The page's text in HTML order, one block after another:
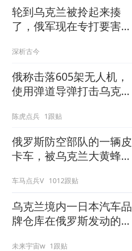
轮到乌克兰被拎起来揍
了，俄军现在专打要害，
深析古今
俄称击落605架无人机，
使用弹道导弹打击乌克兰
陈虎点兵 1跟贴
俄罗斯防空部队的一辆皮
卡车，被乌克兰大黄蜂无
车马点兵V 1012跟贴
乌克兰境内一日本汽车品
牌仓库在俄罗斯发动的袭
未来宇宙w 1跟贴